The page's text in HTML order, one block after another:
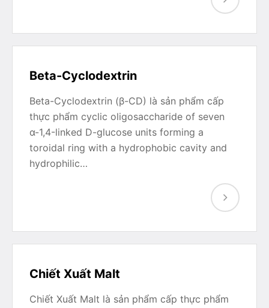
Beta-Cyclodextrin
Beta-Cyclodextrin (β-CD) là sản phẩm cấp
thực phẩm cyclic oligosaccharide of seven
α-1,4-linked D-glucose units forming a
toroidal ring with a hydrophobic cavity and
hydrophilic…
Chiết Xuất Malt
Chiết Xuất Malt là sản phẩm cấp thực phẩm